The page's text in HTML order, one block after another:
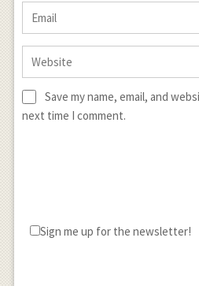
Save my name, email, and
next time I comment.
Sign me up for the newsletter!